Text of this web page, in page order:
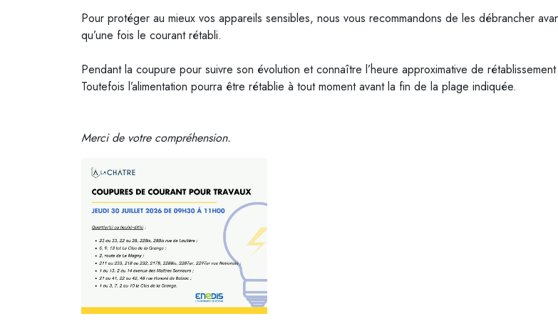
Pour protéger au mieux vos appareils sensibles, nous vous recommandons de les débrancher
qu’une fois le courant rétabli.
Pendant la coupure pour suivre son évolution et connaître l’heure approximative de
Toutefois l’alimentation pourra être rétablie à tout moment avant la fin de la plage indiquée.
Merci de votre compréhension.